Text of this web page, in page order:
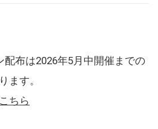
配布は2026年5月中開催までの
ます。
こちら